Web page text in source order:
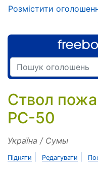
Розмістити
Ствол
РС-50
Україна / Сумы
Підняти Редагувати